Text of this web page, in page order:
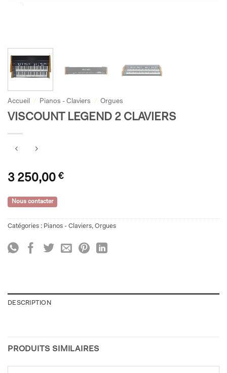
Accueil / Pianos - Claviers / Orgues
VISCOUNT LEGEND 2 CLAVIERS
3 250,00 €
Nous contacter
Catégories : Pianos - Claviers, Orgues
DESCRIPTION
PRODUITS SIMILAIRES